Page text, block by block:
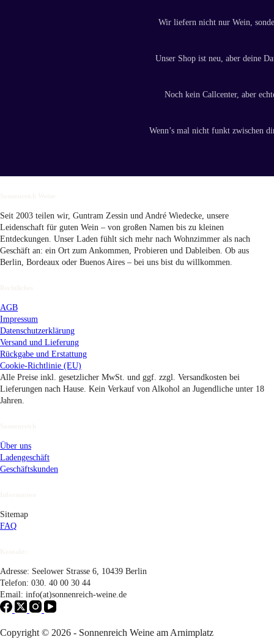
Wir liefern nicht nur Wein,
Unser Shop ist neu, aber deine
Noch kein Callcenter, aber
Wenn’s mal nicht funkt zwischen
Seit 2003 teilen wir, Guntram Zessin und André Wiedecke, unsere
Leidenschaft für guten Wein – von großen Namen bis zu kleinen
Entdeckungen. Unser Laden fühlt sich mehr nach Wohnzimmer als nach
Geschäft an: ein Ort zum Ankommen, Probieren und Dableiben. Ob aus
Berlin, Bordeaux oder Buenos Aires – bei uns bist du willkommen.
AGB
Impressum
Datenschutzerklärung
Versand und Lieferung
Rückgabe und Erstattung
Cookie-Richtlinie (EU)
Alle Preise inkl. gesetzlicher MwSt. und ggf. zzgl. Versandkosten bei
Lieferungen nach Hause. Kein Verkauf von Alkohol an Jugendliche unter 18
Jahren.
Über uns
Ladengeschäft
Geschäftskunden
Sitemap
FAQ
Adresse: Seelower Strasse 6, 10439 Berlin
Telefon: 030. 40 00 30 44
Email: info(at)sonnenreich-weine.de
Copyright © 2026 - Sonnenreich Weine am Arnimplatz